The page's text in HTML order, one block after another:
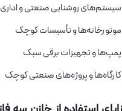
سیستم‌های روشنایی صنعتی و اداری
موتورخانه‌ها و تأسیسات کوچک
پمپ‌ها و تجهیزات برقی سبک
کارگاه‌ها و پروژه‌های صنعتی کوچک